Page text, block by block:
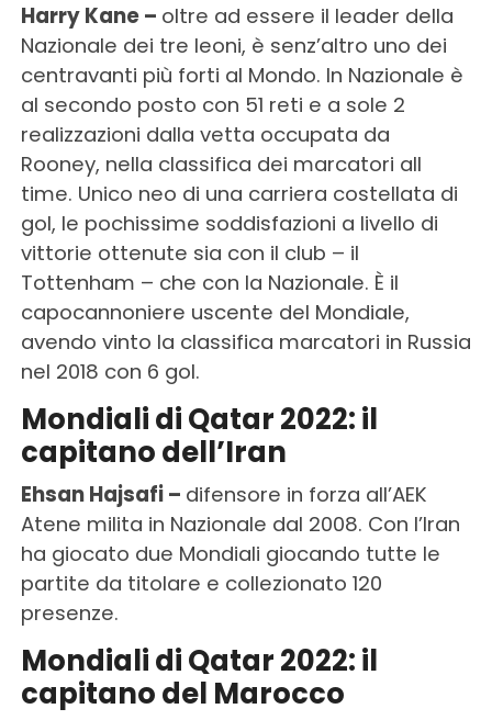
Harry Kane – oltre ad essere il leader della
Nazionale dei tre leoni, è senz’altro uno dei
centravanti più forti al Mondo. In Nazionale è
al secondo posto con 51 reti e a sole 2
realizzazioni dalla vetta occupata da
Rooney, nella classifica dei marcatori all
time. Unico neo di una carriera costellata di
gol, le pochissime soddisfazioni a livello di
vittorie ottenute sia con il club – il
Tottenham – che con la Nazionale. È il
capocannoniere uscente del Mondiale,
avendo vinto la classifica marcatori in Russia
nel 2018 con 6 gol.
Mondiali di Qatar 2022: il
capitano dell’Iran
Ehsan Hajsafi – difensore in forza all’AEK
Atene milita in Nazionale dal 2008. Con l’Iran
ha giocato due Mondiali giocando tutte le
partite da titolare e collezionato 120
presenze.
Mondiali di Qatar 2022: il
capitano del Marocco